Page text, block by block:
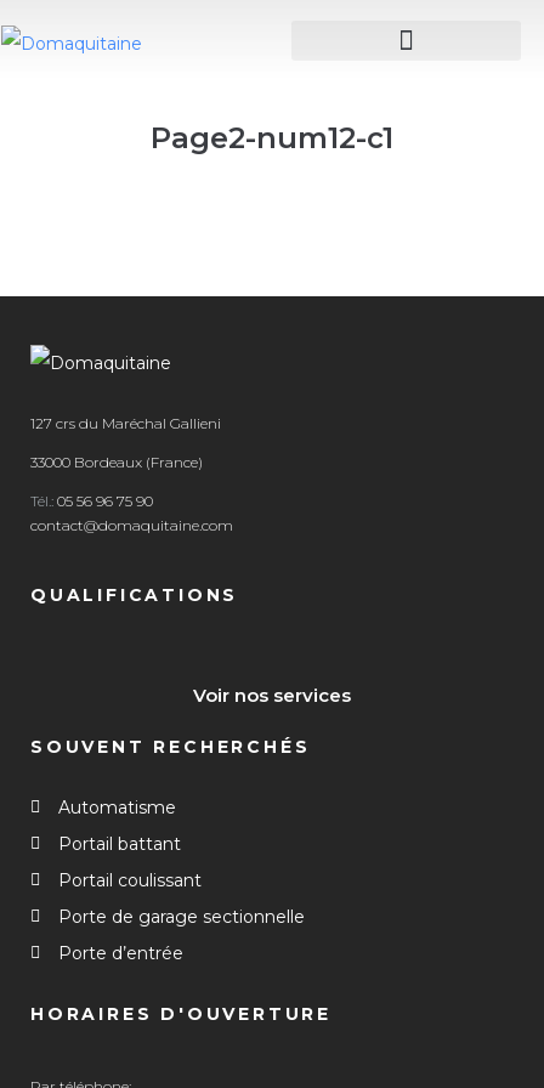
Page2-num12-c1
127 crs du Maréchal Gallieni
33000 Bordeaux (France)
Tél.: 05 56 96 75 90
contact@domaquitaine.com
QUALIFICATIONS
Voir nos services
SOUVENT RECHERCHÉS
Automatisme
Portail battant
Portail coulissant
Porte de garage sectionnelle
Porte d’entrée
HORAIRES D'OUVERTURE